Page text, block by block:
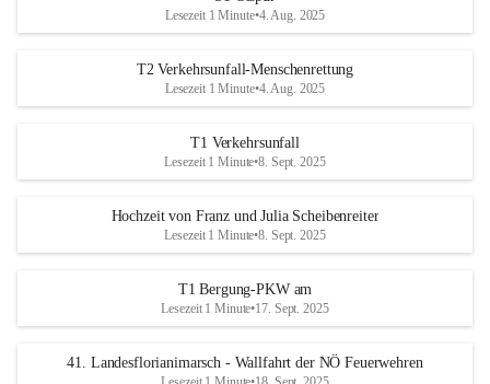
Lesezeit 1 Minute•4. Aug. 2025
T2 Verkehrsunfall-Menschenrettung
Lesezeit 1 Minute•4. Aug. 2025
T1 Verkehrsunfall
Lesezeit 1 Minute•8. Sept. 2025
Hochzeit von Franz und Julia Scheibenreiter
Lesezeit 1 Minute•8. Sept. 2025
T1 Bergung-PKW am
Lesezeit 1 Minute•17. Sept. 2025
41. Landesflorianimarsch - Wallfahrt der NÖ Feuerwehren